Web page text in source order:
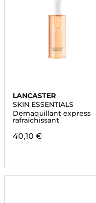
LANCASTER
SKIN ESSENTIALS
Demaquillant express
rafraichissant
40,10 €